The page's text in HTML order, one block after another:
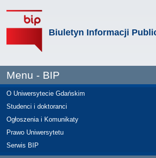
Biuletyn Informacji
Menu - BIP
O Uniwersytecie Gdańskim
Studenci i doktoranci
Ogłoszenia i Komunikaty
Prawo Uniwersytetu
Serwis BIP